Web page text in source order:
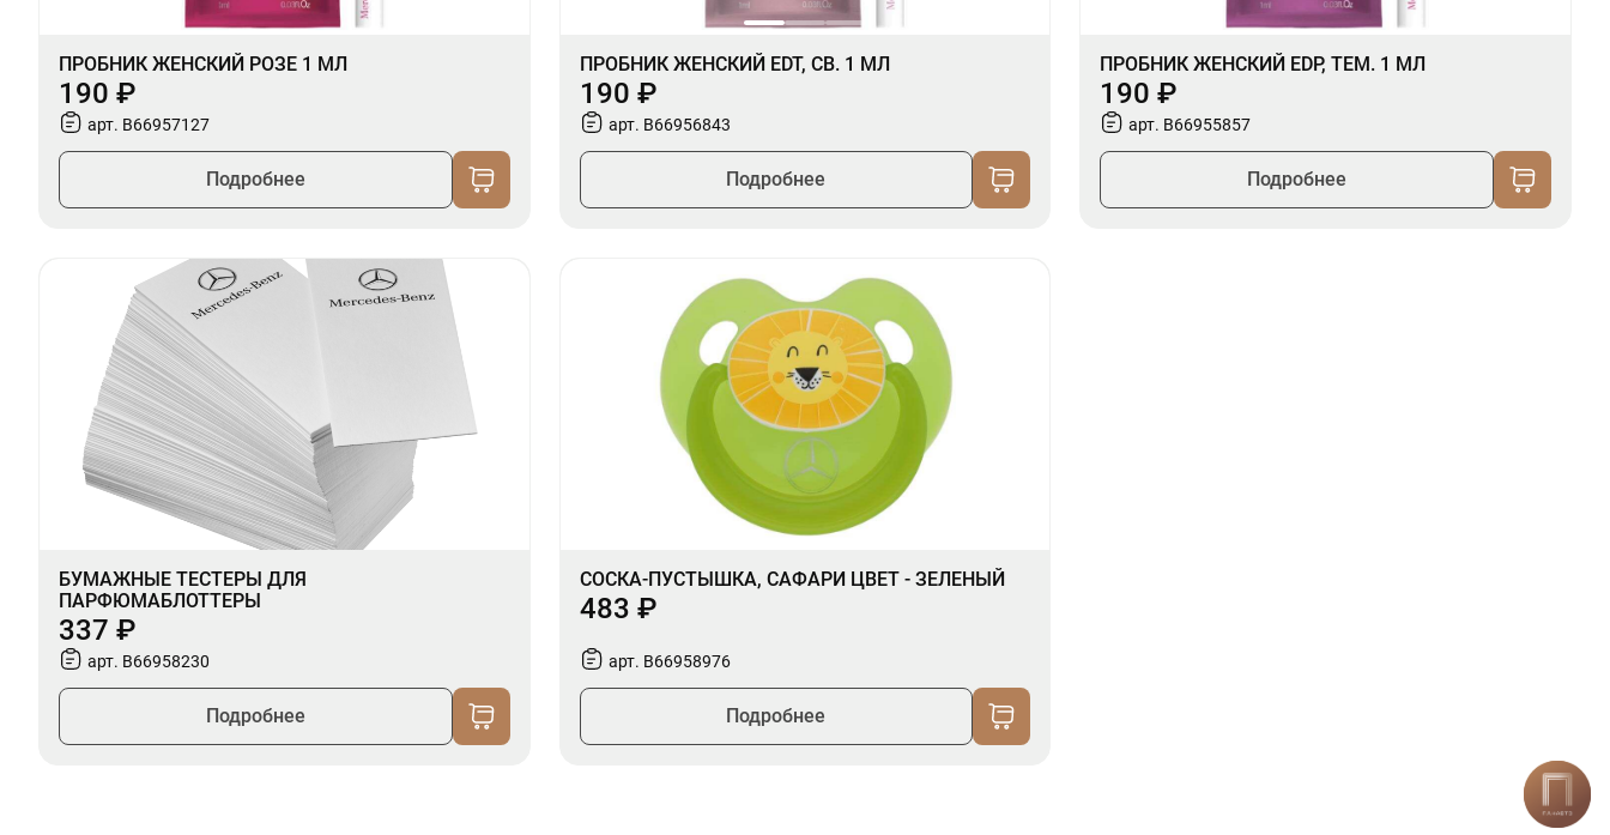
ПРОБНИК ЖЕНСКИЙ РОЗЕ 1 МЛ
190 ₽
арт. B66957127
Подробнее
ПРОБНИК ЖЕНСКИЙ EDT, СВ. 1 МЛ
190 ₽
арт. B66956843
Подробнее
ПРОБНИК ЖЕНСКИЙ EDP, ТЕМ. 1 МЛ
190 ₽
арт. B66955857
Подробнее
БУМАЖНЫЕ ТЕСТЕРЫ ДЛЯ
ПАРФЮМАБЛОТТЕРЫ
337 ₽
арт. B66958230
Подробнее
СОСКА-ПУСТЫШКА, САФАРИ ЦВЕТ - ЗЕЛЕНЫЙ
483 ₽
арт. B66958976
Подробнее